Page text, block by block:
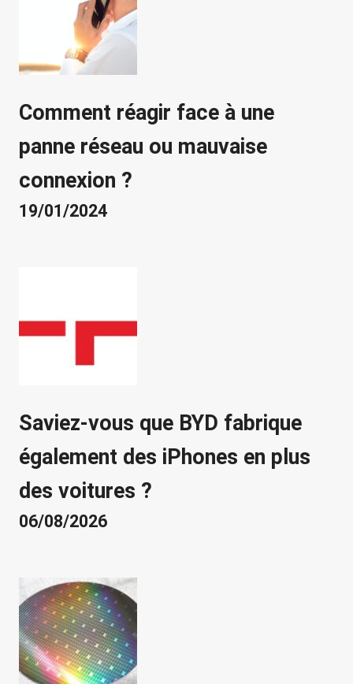
Comment réagir face à une
panne réseau ou mauvaise
connexion ?
19/01/2024
Saviez-vous que BYD fabrique
également des iPhones en plus
des voitures ?
06/08/2026